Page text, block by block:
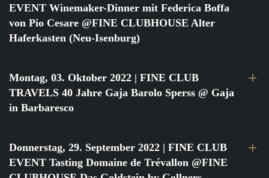
EVENT Winemaker-Dinner mit Federica Boffa
von Pio Cesare @FINE CLUBHOUSE Alter
Haferkasten (Neu-Isenburg)
Montag, 03. Oktober 2022 | FINE CLUB
TRAVELS 40 Jahre Gaja Barolo Sperss @ Gaja
in Barbaresco
Donnerstag, 29. September 2022 | FINE CLUB
EVENT Tasting Domaine de Trévallon @FINE